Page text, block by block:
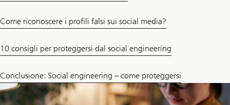
Come riconoscere i profili falsi sui social media?
10 consigli per proteggersi dal social engineering
Conclusione: Social engineering – come proteggersi